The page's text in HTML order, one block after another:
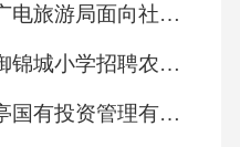
施，消除或减少病
7.D解析思路：健康
关行为的采纳取决
碍和自我效能的信
2026年新干县文化广电旅游局面向社会公开招聘4名图书馆延时错时开放服务岗农业笔试参考题库及答案解析
2026陕西师范大学御锦城小学招聘农业笔试参考题库及答案解析
2026四川绵阳市盐亭国有投资管理有限公司招聘下属子公司副经理1人农业笔试备考题库及答案解析